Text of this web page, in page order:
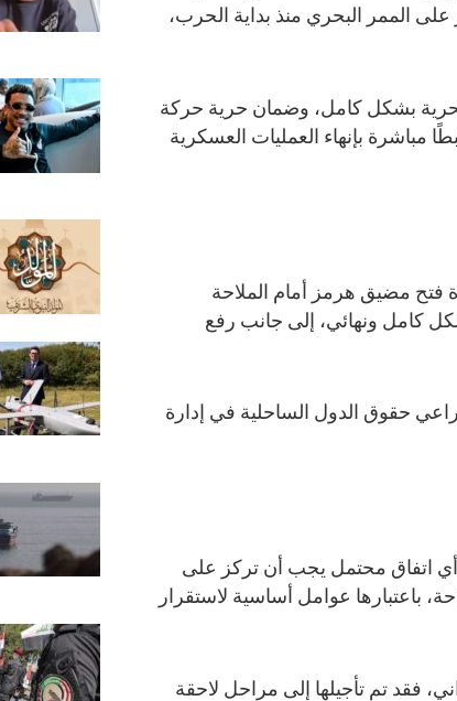
الممر البحري منذ بداية الحرب،
بشكل كامل، وضمان حرية حركة
مباشرة بإنهاء العمليات العسكرية
فتح مضيق هرمز أمام الملاحة
كامل ونهائي، إلى جانب رفع
حقوق الدول الساحلية في إدارة
أي اتفاق محتمل يجب أن تركز على
باعتبارها عوامل أساسية لاستقرار
فقد تم تأجيلها إلى مراحل لاحقة